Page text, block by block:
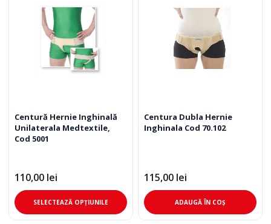
Centură Hernie Inghinală
Unilaterala Medtextile,
Cod 5001
110,00 lei
SELECTEAZĂ OPȚIUNILE
Acest
produs
Centura Dubla Hernie
Inghinala Cod 70.102
115,00 lei
ADAUGĂ ÎN COȘ